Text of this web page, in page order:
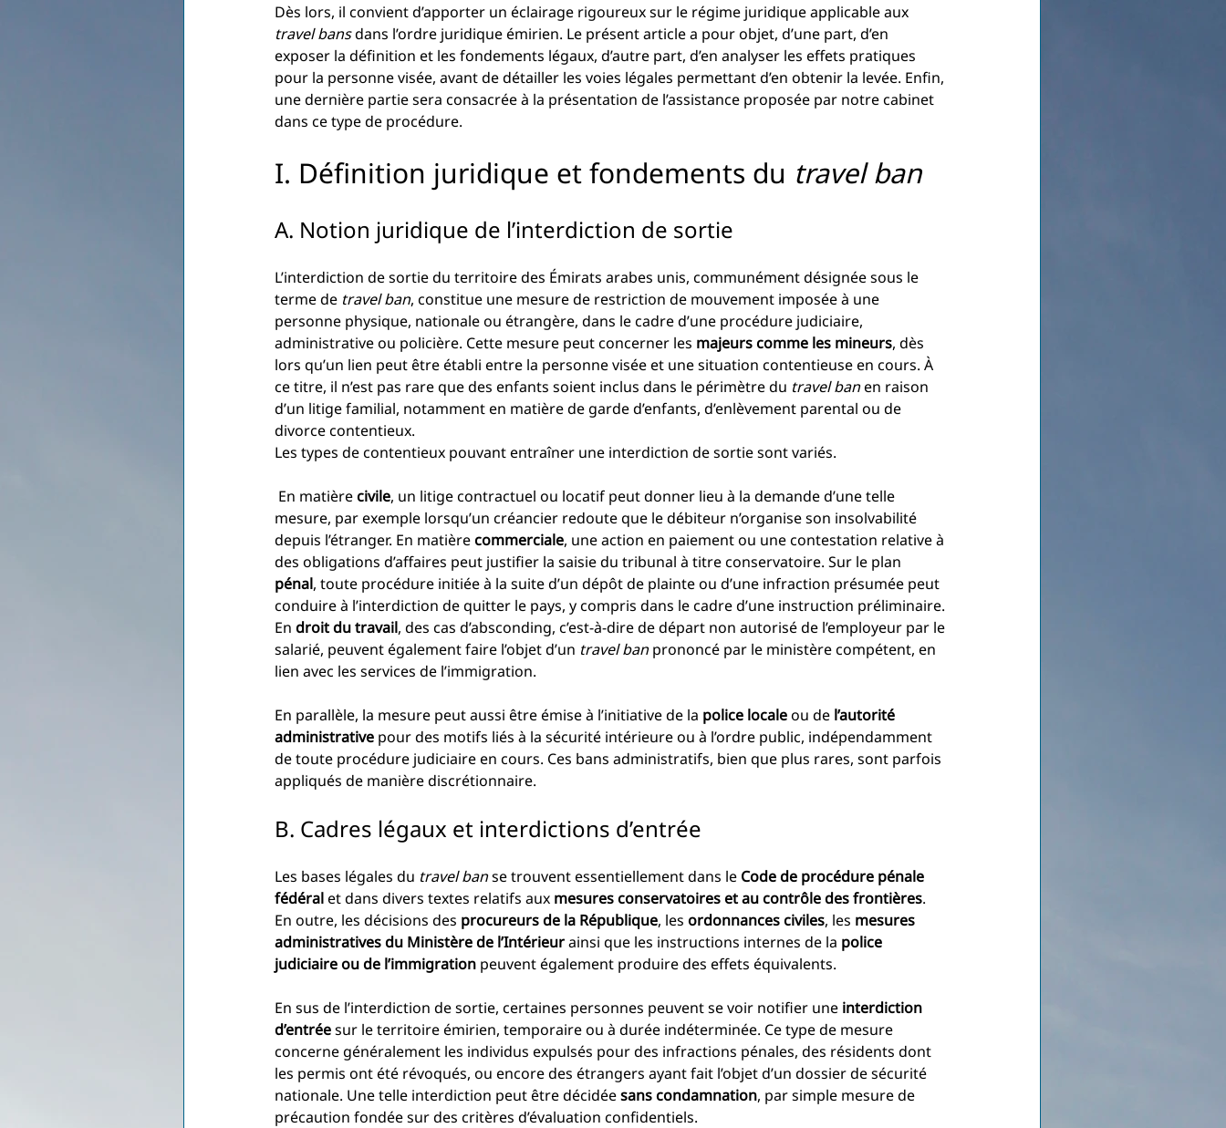
Dès lors, il convient d’apporter un éclairage rigoureux sur le régime juridique applicable aux
travel bans dans l’ordre juridique émirien. Le présent article a pour objet, d’une part, d’en
exposer la définition et les fondements légaux, d’autre part, d’en analyser les effets pratiques
pour la personne visée, avant de détailler les voies légales permettant d’en obtenir la levée. Enfin,
une dernière partie sera consacrée à la présentation de l’assistance proposée par notre cabinet
dans ce type de procédure.
I. Définition juridique et fondements du travel ban
A. Notion juridique de l’interdiction de sortie
L’interdiction de sortie du territoire des Émirats arabes unis, communément désignée sous le
terme de travel ban, constitue une mesure de restriction de mouvement imposée à une
personne physique, nationale ou étrangère, dans le cadre d’une procédure judiciaire,
administrative ou policière. Cette mesure peut concerner les majeurs comme les mineurs, dès
lors qu’un lien peut être établi entre la personne visée et une situation contentieuse en cours. À
ce titre, il n’est pas rare que des enfants soient inclus dans le périmètre du travel ban en raison
d’un litige familial, notamment en matière de garde d’enfants, d’enlèvement parental ou de
divorce contentieux.
Les types de contentieux pouvant entraîner une interdiction de sortie sont variés.
En matière civile, un litige contractuel ou locatif peut donner lieu à la demande d’une telle
mesure, par exemple lorsqu’un créancier redoute que le débiteur n’organise son insolvabilité
depuis l’étranger. En matière commerciale, une action en paiement ou une contestation relative à
des obligations d’affaires peut justifier la saisie du tribunal à titre conservatoire. Sur le plan
pénal, toute procédure initiée à la suite d’un dépôt de plainte ou d’une infraction présumée peut
conduire à l’interdiction de quitter le pays, y compris dans le cadre d’une instruction préliminaire.
En droit du travail, des cas d’absconding, c’est-à-dire de départ non autorisé de l’employeur par le
salarié, peuvent également faire l’objet d’un travel ban prononcé par le ministère compétent, en
lien avec les services de l’immigration.
En parallèle, la mesure peut aussi être émise à l’initiative de la police locale ou de l’autorité
administrative pour des motifs liés à la sécurité intérieure ou à l’ordre public, indépendamment
de toute procédure judiciaire en cours. Ces bans administratifs, bien que plus rares, sont parfois
appliqués de manière discrétionnaire.
B. Cadres légaux et interdictions d’entrée
Les bases légales du travel ban se trouvent essentiellement dans le Code de procédure pénale
fédéral et dans divers textes relatifs aux mesures conservatoires et au contrôle des frontières.
En outre, les décisions des procureurs de la République, les ordonnances civiles, les mesures
administratives du Ministère de l’Intérieur ainsi que les instructions internes de la police
judiciaire ou de l’immigration peuvent également produire des effets équivalents.
En sus de l’interdiction de sortie, certaines personnes peuvent se voir notifier une interdiction
d’entrée sur le territoire émirien, temporaire ou à durée indéterminée. Ce type de mesure
concerne généralement les individus expulsés pour des infractions pénales, des résidents dont
les permis ont été révoqués, ou encore des étrangers ayant fait l’objet d’un dossier de sécurité
nationale. Une telle interdiction peut être décidée sans condamnation, par simple mesure de
précaution fondée sur des critères d’évaluation confidentiels.